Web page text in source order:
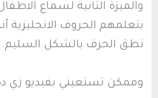
والميزة التانية لسماع
بتعلمهم الحروف الانجليزية
نطق الحرف بالشكل السليم.
وممكن تستعيني بفيديو زي